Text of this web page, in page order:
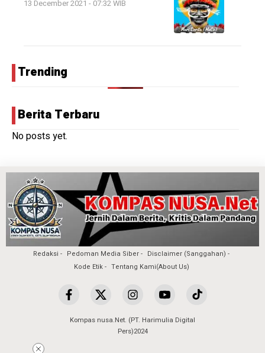
13 December 2021 - 07:32 WIB
Trending
Berita Terbaru
No posts yet.
Redaksi Pedoman Media Siber
Disclaimer (Sanggahan)
Kode Etik
Tentang Kami(About Us)
Kompas nusa.Net. (PT. Harimulia Digital
Pers)2024